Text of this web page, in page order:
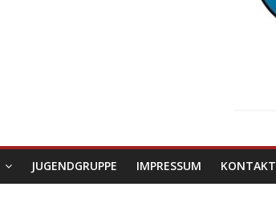
JUGENDGRUPPE IMPRESSUM KONTAKT